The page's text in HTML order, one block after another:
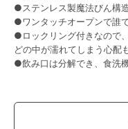
●ステンレス製魔法びん構
●ワンタッチオープンで誰
●ロックリング付きなので
どの中が濡れてしまう心配
●飲み口は分解でき、食洗
【スペック】
サイズ/約幅6.5×奥行8×高